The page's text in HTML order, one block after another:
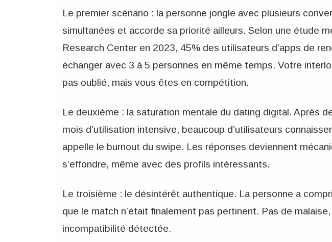
Le premier scénario : la personne jongle avec plusieurs
simultanées et accorde sa priorité ailleurs. Selon une étude
Research Center en 2023, 45% des utilisateurs d’apps de
échanger avec 3 à 5 personnes en même temps. Votre
pas oublié, mais vous êtes en compétition.
Le deuxième : la saturation mentale du dating digital. Après
mois d’utilisation intensive, beaucoup d’utilisateurs
appelle le burnout du swipe. Les réponses deviennent
s’effondre, même avec des profils intéressants.
Le troisième : le désintérêt authentique. La personne a
que le match n’était finalement pas pertinent. Pas de
incompatibilité détectée.